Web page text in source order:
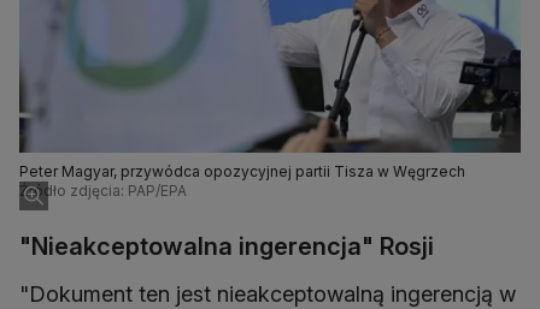
Peter Magyar, przywódca opozycyjnej partii Tisza w Węgrzech
Źródło zdjęcia: PAP/EPA
"Nieakceptowalna ingerencja" Rosji
"Dokument ten jest nieakceptowalną ingerencją w